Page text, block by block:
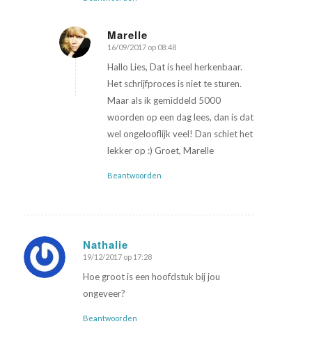
Marelle
zegt:
16/09/2017 op 08:48
Hallo Lies, Dat is heel herkenbaar.
Het schrijfproces is niet te sturen.
Maar als ik gemiddeld 5000
woorden op een dag lees, dan is dat
wel ongelooflijk veel! Dan schiet het
lekker op :) Groet, Marelle
Beantwoorden
Nathalie
zegt:
19/12/2017 op 17:28
Hoe groot is een hoofdstuk bij jou
ongeveer?
Beantwoorden